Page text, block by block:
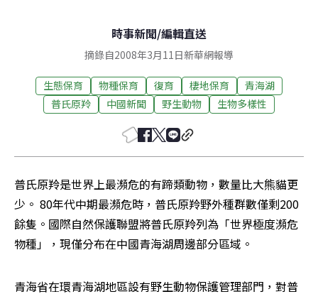
時事新聞/編輯直送
摘錄自2008年3月11日新華網報導
生態保育 物種保育 復育 棲地保育
青海湖
普氏原羚
中國新聞 野生動物 生物多樣性
普氏原羚是世界上最瀕危的有蹄類動物，數量比大熊貓更
少。 80年代中期最瀕危時，普氏原羚野外種群數僅剩200
餘隻。國際自然保護聯盟將普氏原羚列為「世界極度瀕危
物種」，現僅分布在中國青海湖周邊部分區域。
青海省在環青海湖地區設有野生動物保護管理部門，對普